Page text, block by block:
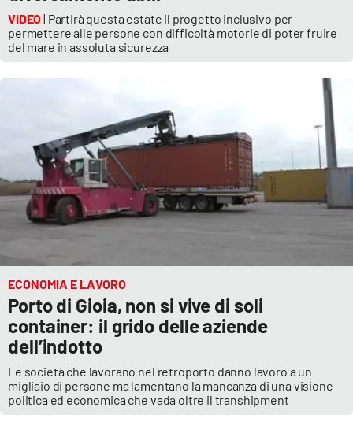
VIDEO| Partirà questa estate il progetto inclusivo per
permettere alle persone con difficoltà motorie di poter fruire
del mare in assoluta sicurezza
ECONOMIA E LAVORO
Porto di Gioia, non si vive di soli
container: il grido delle aziende
dell’indotto
Le società che lavorano nel retroporto danno lavoro a un
migliaio di persone ma lamentano la mancanza di una visione
politica ed economica che vada oltre il transhipment